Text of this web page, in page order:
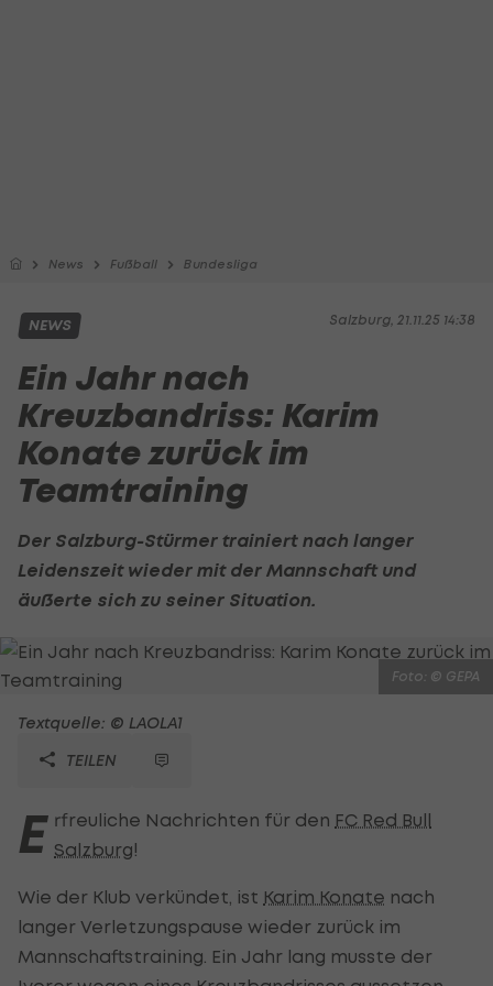
News Fußball Bundesliga
Salzburg, 21.11.25 14:38
NEWS
Ein Jahr nach
Kreuzbandriss: Karim
Konate zurück im
Teamtraining
Der Salzburg-Stürmer trainiert nach langer
Leidenszeit wieder mit der Mannschaft und
äußerte sich zu seiner Situation.
Foto: © GEPA
Textquelle: © LAOLA1
TEILEN
E rfreuliche Nachrichten für den FC Red Bull
Salzburg!
Wie der Klub verkündet, ist Karim Konate nach
langer Verletzungspause wieder zurück im
Mannschaftstraining. Ein Jahr lang musste der